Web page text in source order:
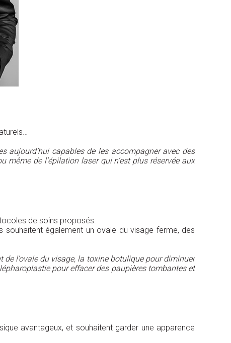
aujourd’hui capables de les accompagner avec des
de l’épilation laser qui n’est plus réservée aux
de soins proposés.
souhaitent également un ovale du visage ferme, des
l’ovale du visage, la toxine botulique pour diminuer
pour effacer des paupières tombantes et
avantageux, et souhaitent garder une apparence